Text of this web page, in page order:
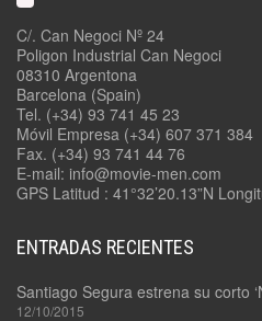
C/. Can Negoci Nº 24
Poligon Industrial Can Negoci
08310 Argentona
Barcelona (Spain)
Tel. (+34) 93 741 45 23
Móvil Empresa (+34) 607 371 384
Fax. (+34) 93 741 44 76
E-mail: info@movie-men.com
GPS Latitud : 41°32’20.13”N
ENTRADAS RECIENTES
Santiago Segura estrena su corto
12/10/2015